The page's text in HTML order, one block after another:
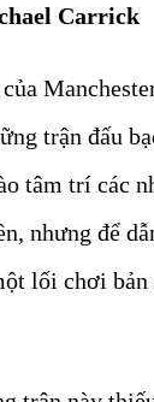
Carrick
trận đấu
tâm trí các
nhưng để
lối chơi bản